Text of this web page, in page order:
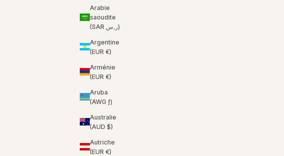
Arabie
saoudite
(SAR ر.س)
Argentine
(EUR €)
Arménie
(EUR €)
Aruba
(AWG ƒ)
Australie
(AUD $)
Autriche
(EUR €)